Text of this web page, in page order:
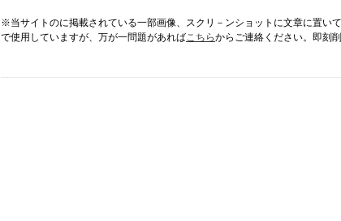
※当サイトのに掲載されている一部画像、スクリ－ンショットに文章に置い
で使用していますが、万が一問題があればこちらからご連絡ください。即刻